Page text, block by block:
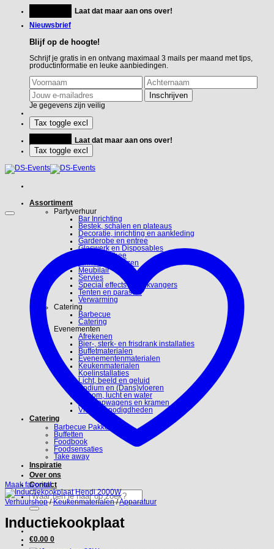
inhoud
Laat dat maar aan ons over!
Nieuwsbrief
Blijf op de hoogte!
Schrijf je gratis in en ontvang maximaal 3 mails per maand met tips,
productinformatie en leuke aanbiedingen.
Je gegevens zijn veilig
Laat dat maar aan ons over!
Assortiment
Partyverhuur
Bar Inrichting
Bestek, schalen en plateaus
Decoratie, inrichting en aankleding
Garderobe en entree
Glaswerk en Disposables
Koffie en Thee
Linnen en hoezen
Meubilair
Servies
Special effects en blikvangers
Tenten en parasols
Verwarming
Catering
Barbecue
Catering
Evenementen
Afrekenen
Bier-, sterk- en frisdrank installaties
Buffetmaterialen
Evenementenmaterialen
Keukenmaterialen
Koelinstallaties
Licht, beeld en geluid
Podium en (Dans)vloeren
Stroom, lucht en water
Verkoopwagens en kramen
Video benodigdheden
Catering
Barbecue Pakketten
Buffetten
Foodbook
Foodsensaties
Take away
Inspiratie
Over ons
Contact
Zoeken
naar:
€0.00 0
Maak favoriet!
Verhuurshop / Keukenmaterialen /Apparatuur
Inductiekookplaat